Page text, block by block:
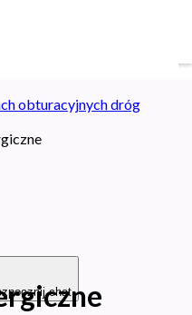
chat
obturacyjnych dróg